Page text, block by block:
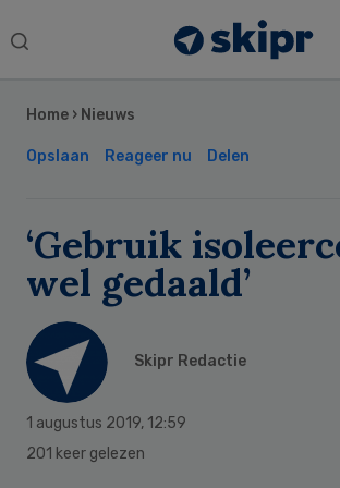
Search
Home › Nieuws
Opslaan Reageer nu Delen
‘Gebruik
wel gedaald’
Skipr Redactie
1 augustus 2019, 12:59
201 keer gelezen
Sidebar